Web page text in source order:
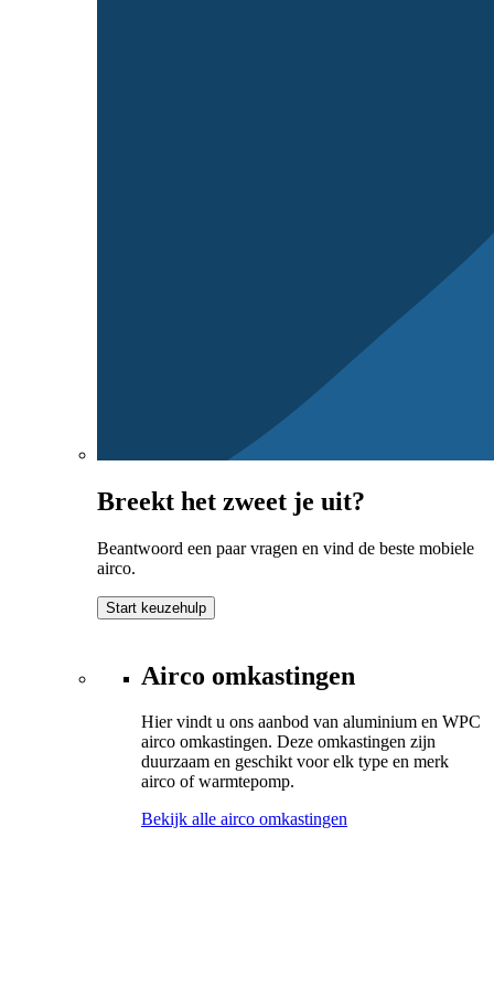
Breekt het zweet je uit?
Beantwoord een paar vragen en vind de beste mobiele
airco.
Start keuzehulp
Airco omkastingen
Hier vindt u ons aanbod van aluminium en WPC
airco omkastingen. Deze omkastingen zijn
duurzaam en geschikt voor elk type en merk
airco of warmtepomp.
Bekijk alle airco omkastingen